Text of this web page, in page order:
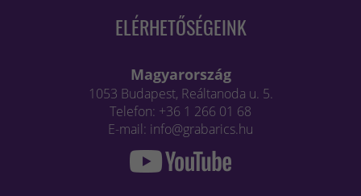
ELÉRHETŐSÉGEINK
Magyarország
1053 Budapest, Reáltanoda u. 5.
Telefon: +36 1 266 01 68
E-mail: info@grabarics.hu